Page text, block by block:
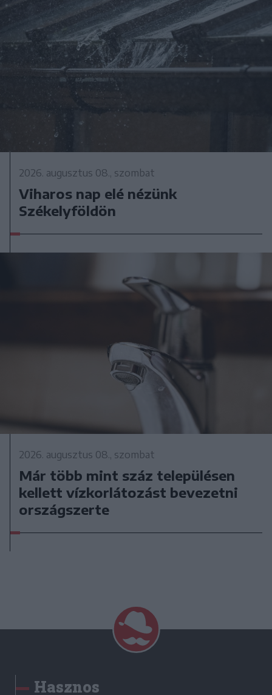
2026. augusztus 08., szombat
Viharos nap elé nézünk
Székelyföldön
2026. augusztus 08., szombat
Már több mint száz településen
kellett vízkorlátozást bevezetni
országszerte
Hasznos